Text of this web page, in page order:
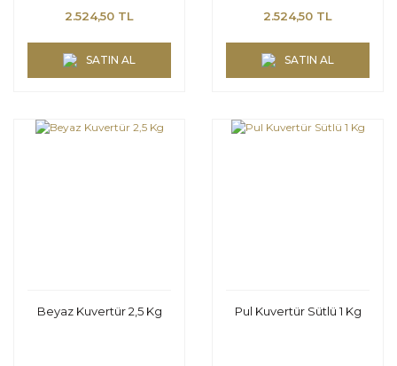
2.524,50 TL
SATIN AL
2.524,50 TL
SATIN AL
Beyaz Kuvertür 2,5 Kg Pul Kuvertür Sütlü 1 Kg